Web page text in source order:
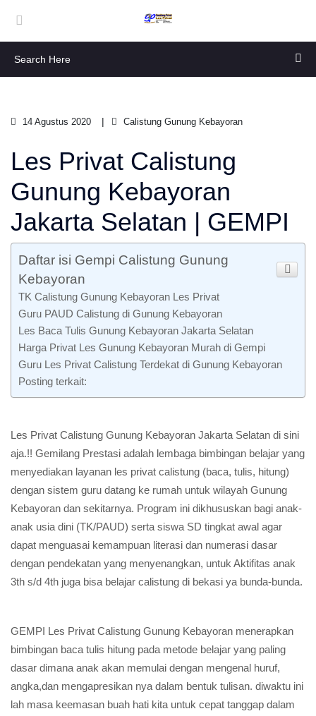
14 Agustus 2020 Calistung Gunung Kebayoran
Les Privat Calistung
Gunung Kebayoran
Jakarta Selatan | GEMPI
Daftar isi Gempi Calistung Gunung
Kebayoran
TK Calistung Gunung Kebayoran Les Privat
Guru PAUD Calistung di Gunung Kebayoran
Les Baca Tulis Gunung Kebayoran Jakarta Selatan
Harga Privat Les Gunung Kebayoran Murah di Gempi
Guru Les Privat Calistung Terdekat di Gunung Kebayoran
Posting terkait:
Les Privat Calistung Gunung Kebayoran Jakarta Selatan di sini
aja.!! Gemilang Prestasi adalah lembaga bimbingan belajar yang
menyediakan layanan les privat calistung (baca, tulis, hitung)
dengan sistem guru datang ke rumah untuk wilayah Gunung
Kebayoran dan sekitarnya. Program ini dikhususkan bagi anak-
anak usia dini (TK/PAUD) serta siswa SD tingkat awal agar
dapat menguasai kemampuan literasi dan numerasi dasar
dengan pendekatan yang menyenangkan, untuk Aktifitas anak
3th s/d 4th juga bisa belajar calistung di bekasi ya bunda-bunda.
GEMPI Les Privat Calistung Gunung Kebayoran menerapkan
bimbingan baca tulis hitung pada metode belajar yang paling
dasar dimana anak akan memulai dengan mengenal huruf,
angka,dan mengapresikan nya dalam bentuk tulisan. diwaktu ini
lah masa keemasan buah hati kita untuk cepat tanggap dalam